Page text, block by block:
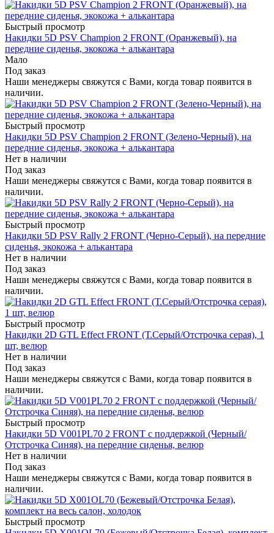
Быстрый просмотр
Накидки 5D PSV Champion 2 FRONT (Оранжевый), на
передние сиденья, экокожа + алькантара
Мало
Под заказ
Наши менеджеры свяжутся с Вами, когда товар появится в
наличии.
Быстрый просмотр
Накидки 5D PSV Champion 2 FRONT (Зелено-Черный), на
передние сиденья, экокожа + алькантара
Нет в наличии
Под заказ
Наши менеджеры свяжутся с Вами, когда товар появится в
наличии.
Быстрый просмотр
Накидки 5D PSV Rally 2 FRONT (Черно-Серый), на передние
сиденья, экокожа + алькантара
Нет в наличии
Под заказ
Наши менеджеры свяжутся с Вами, когда товар появится в
наличии.
Быстрый просмотр
Накидки 2D GTL Effect FRONT (Т.Серый/Отстрочка серая), 1
шт, велюр
Нет в наличии
Под заказ
Наши менеджеры свяжутся с Вами, когда товар появится в
наличии.
Быстрый просмотр
Накидки 5D V001PL70 2 FRONT с поддержкой (Черный/
Отстрочка Синяя), на передние сиденья, велюр
Нет в наличии
Под заказ
Наши менеджеры свяжутся с Вами, когда товар появится в
наличии.
Быстрый просмотр